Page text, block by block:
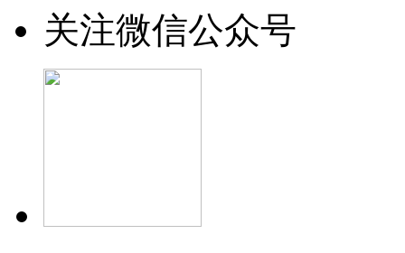
关注微信公众号